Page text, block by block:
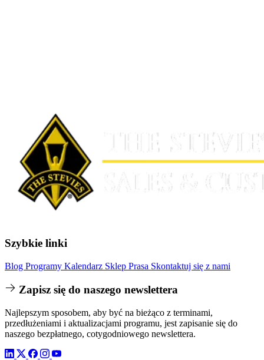
Szybkie linki
Blog Programy Kalendarz Sklep Prasa Skontaktuj się z nami
Zapisz się do naszego newslettera
Najlepszym sposobem, aby być na bieżąco z terminami,
przedłużeniami i aktualizacjami programu, jest zapisanie się do
naszego bezpłatnego, cotygodniowego newslettera.